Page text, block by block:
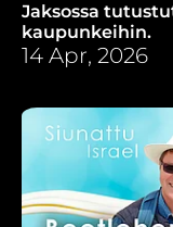
Jaksossa
kaupunkeihin.
14 Apr, 2026